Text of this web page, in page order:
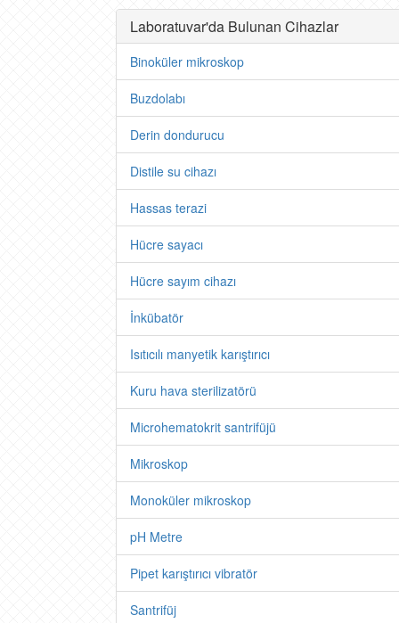
Laboratuvar'da Bulunan Cihazlar
Binoküler mikroskop
Buzdolabı
Derin dondurucu
Distile su cihazı
Hassas terazi
Hücre sayacı
Hücre sayım cihazı
İnkübatör
Isıtıcılı manyetik karıştırıcı
Kuru hava sterilizatörü
Microhematokrit santrifüjü
Mikroskop
Monoküler mikroskop
pH Metre
Pipet karıştırıcı vibratör
Santrifüj